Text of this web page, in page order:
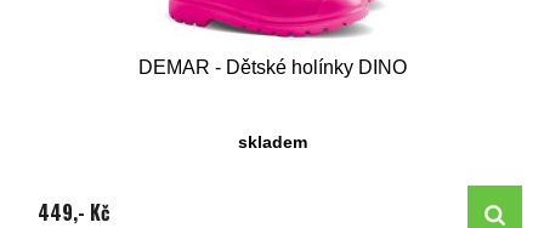
DEMAR - Dětské holínky DINO
skladem
449,- Kč